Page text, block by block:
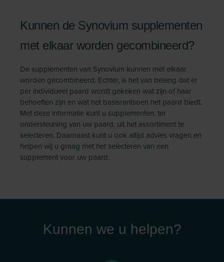
Kunnen de Synovium supplementen
met elkaar worden gecombineerd?
De supplementen van Synovium kunnen met elkaar
worden gecombineerd. Echter, is het van belang dat er
per individueel paard wordt gekeken wat zijn of haar
behoeften zijn en wat het basisrantsoen het paard biedt.
Met deze informatie kunt u supplementen, ter
ondersteuning van uw paard, uit het assortiment te
selecteren. Daarnaast kunt u ook altijd advies vragen en
helpen wij u graag met het selecteren van een
supplement voor uw paard.
Kunnen we u helpen?